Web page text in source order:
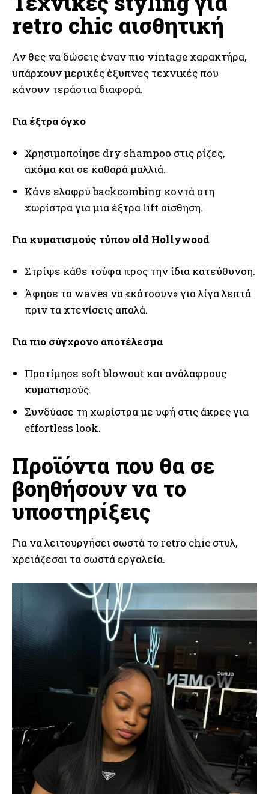
retro chic αισθητική
Αν θες να δώσεις έναν πιο vintage χαρακτήρα,
υπάρχουν μερικές έξυπνες τεχνικές που
κάνουν τεράστια διαφορά.
Για έξτρα όγκο
Χρησιμοποίησε dry shampoo στις ρίζες,
ακόμα και σε καθαρά μαλλιά.
Κάνε ελαφρύ backcombing κοντά στη
χωρίστρα για μια έξτρα lift αίσθηση.
Για κυματισμούς τύπου old Hollywood
Στρίψε κάθε τούφα προς την ίδια κατεύθυνση.
Άφησε τα waves να «κάτσουν» για λίγα λεπτά
πριν τα χτενίσεις απαλά.
Για πιο σύγχρονο αποτέλεσμα
Προτίμησε soft blowout και ανάλαφρους
κυματισμούς.
Συνδύασε τη χωρίστρα με υφή στις άκρες για
effortless look.
Προϊόντα που θα σε
βοηθήσουν να το
υποστηρίξεις
Για να λειτουργήσει σωστά το retro chic στυλ,
χρειάζεσαι τα σωστά εργαλεία.